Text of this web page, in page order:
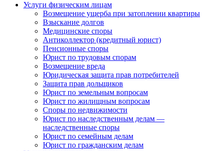
Услуги физическим лицам
Возмещение ущерба при затоплении квартиры
Взыскание долгов
Медицинские споры
Антиколлектор (кредитный юрист)
Пенсионные споры
Юрист по трудовым спорам
Возмещение вреда
Юридическая защита прав потребителей
Защита прав дольщиков
Юрист по земельным вопросам
Юрист по жилищным вопросам
Споры по недвижимости
Юрист по наследственным делам —
наследственные споры
Юрист по семейным делам
Юрист по гражданским делам